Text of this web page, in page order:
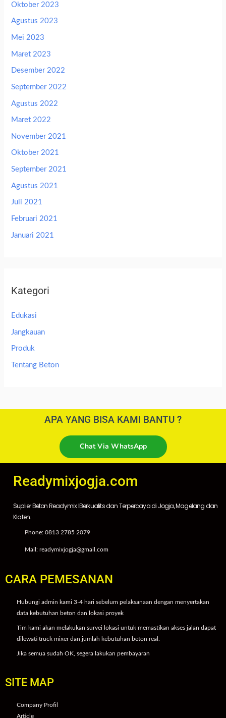
Oktober 2023
Agustus 2023
Mei 2023
Maret 2023
Desember 2022
September 2022
Agustus 2022
Maret 2022
November 2021
Oktober 2021
September 2021
Agustus 2021
Juli 2021
Februari 2021
Januari 2021
Kategori
Edukasi
Jangkauan
Produk
Tentang Beton
APA YANG BISA KAMI BANTU ?
Chat Via WhatsApp
Readymixjogja.com
Suplier Beton Readymix IBerkualits dan Terpercaya di Jogja, Magelang dan
Klaten.
Phone: 0813 2785 2079
Mail: readymixjogja@gmail.com
CARA PEMESANAN
Hubungi admin kami 3-4 hari sebelum pelaksanaan dengan menyertakan
data kebutuhan beton dan lokasi proyek
Tim kami akan melakukan survei lokasi untuk memastikan akses jalan dapat
dilewati truck mixer dan jumlah kebutuhan beton real.
Jika semua sudah OK, segera lakukan pembayaran
SITE MAP
Company Profil
Article